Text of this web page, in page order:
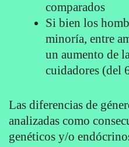
comparados
Si bien los
minoría, entre
un aumento de
cuidadores (del
Las diferencias de
analizadas como
genéticos y/o